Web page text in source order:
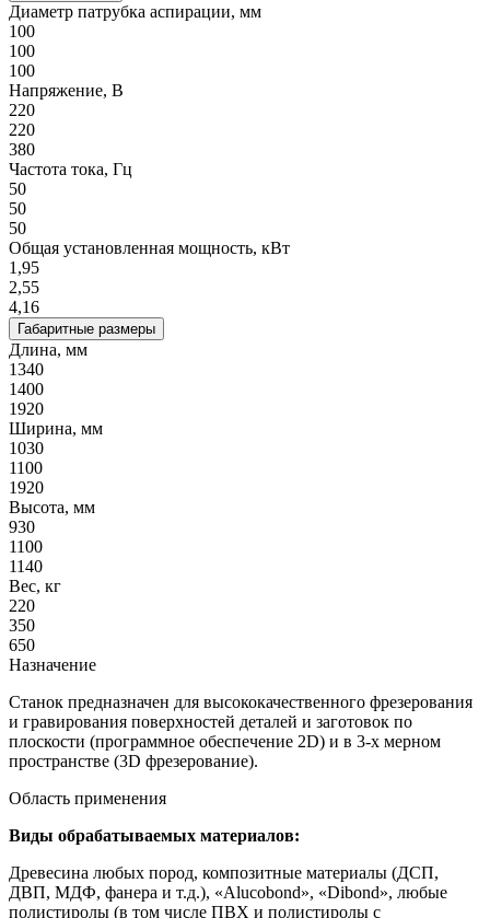
Диаметр патрубка аспирации, мм
100
100
100
Напряжение, В
220
220
380
Частота тока, Гц
50
50
50
Общая установленная мощность, кВт
1,95
2,55
4,16
Габаритные размеры
Длина, мм
1340
1400
1920
Ширина, мм
1030
1100
1920
Высота, мм
930
1100
1140
Вес, кг
220
350
650
Назначение
Станок предназначен для высококачественного фрезерования
и гравирования поверхностей деталей и заготовок по
плоскости (программное обеспечение 2D) и в 3-х мерном
пространстве (3D фрезерование).
Область применения
Виды обрабатываемых материалов:
Древесина любых пород, композитные материалы (ДСП,
ДВП, МДФ, фанера и т.д.), «Alucobond», «Dibond», любые
полистиролы (в том числе ПВХ и полистиролы с